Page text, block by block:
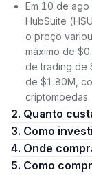
Em 10 de
HubSuite
o preço
máximo de
de trading de
de $1.80M,
criptomoedas.
2. Quanto
3. Como
4. Onde
5. Como